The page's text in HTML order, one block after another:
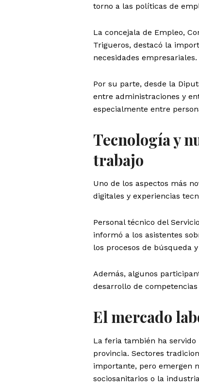
torno a las políticas de
La concejala de Empleo,
Trigueros, destacó la
necesidades empresariales.
Por su parte, desde la
entre administraciones y
especialmente entre
Tecnología y
trabajo
Uno de los aspectos más
digitales y experiencias
Personal técnico del
informó a los asistentes
los procesos de búsqueda
Además, algunos
desarrollo de
El mercado
La feria también ha
provincia. Sectores
importante, pero emergen
sociosanitarios o la